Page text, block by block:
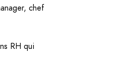
chef
RH qui